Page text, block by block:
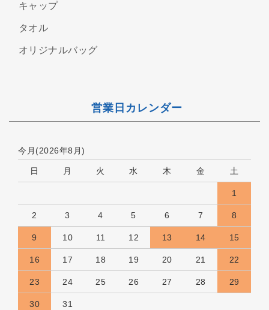
キャップ
タオル
オリジナルバッグ
営業日カレンダー
今月(2026年8月)
日 月 火 水 木 金 土
1
2 3 4 5 6 7 8
9 10 11 12 13 14 15
16 17 18 19 20 21 22
23 24 25 26 27 28 29
30 31